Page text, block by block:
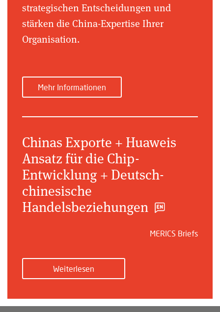
strategischen Entscheidungen und
stärken die China-Expertise Ihrer
Organisation.
Mehr Informationen
Chinas Exporte + Huaweis
Ansatz für die Chip-
Entwicklung + Deutsch-
chinesische
Handelsbeziehungen
MERICS Briefs
Weiterlesen